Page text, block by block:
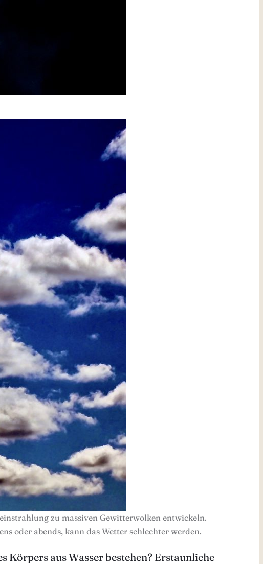
zu massiven Gewitterwolken entwickeln.
oder abends, kann das Wetter schlechter werden.
Körpers aus Wasser bestehen? Erstaunliche